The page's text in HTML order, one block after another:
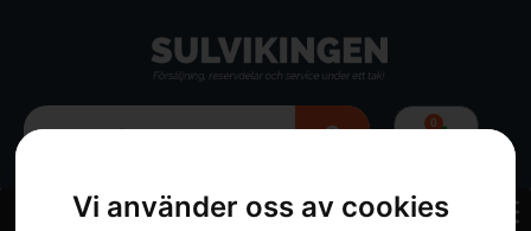
Vi använder oss av cookies
0